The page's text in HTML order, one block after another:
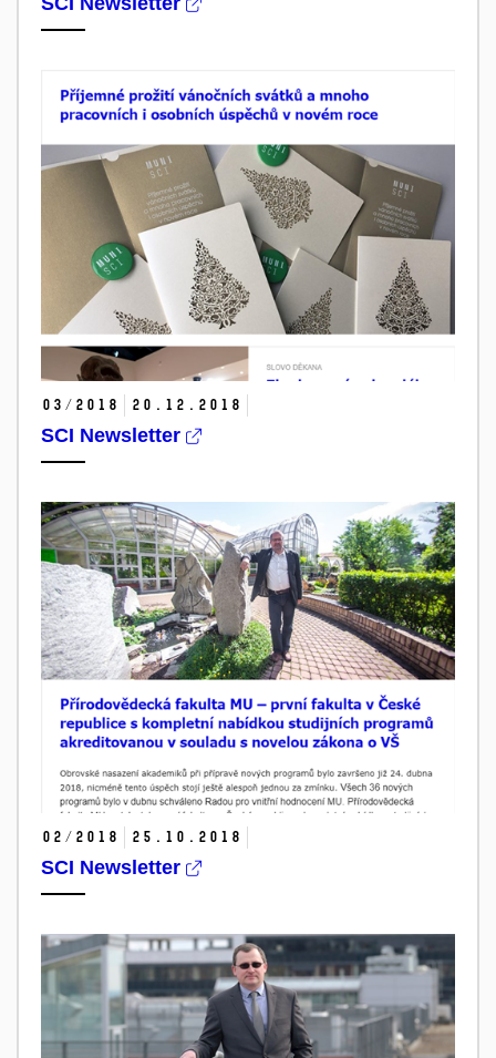
03/2018 20. 12. 2018
SCI Newsletter
02/2018 25. 10. 2018
SCI Newsletter